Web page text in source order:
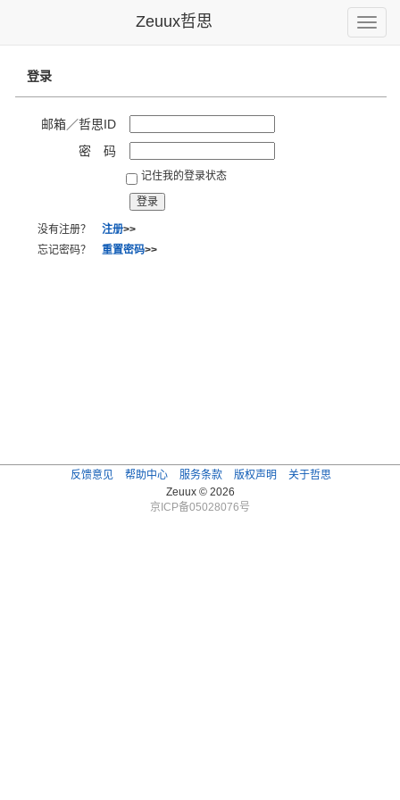
Toggle
Zeuux哲思
登录
邮箱／哲思ID
密 码
记住我的登录状态
没有注册？ 注册>>
忘记密码？ 重置密码>>
反馈意见 帮助中心 服务条款 版权声明
关于哲思
Zeuux © 2026
京ICP备05028076号